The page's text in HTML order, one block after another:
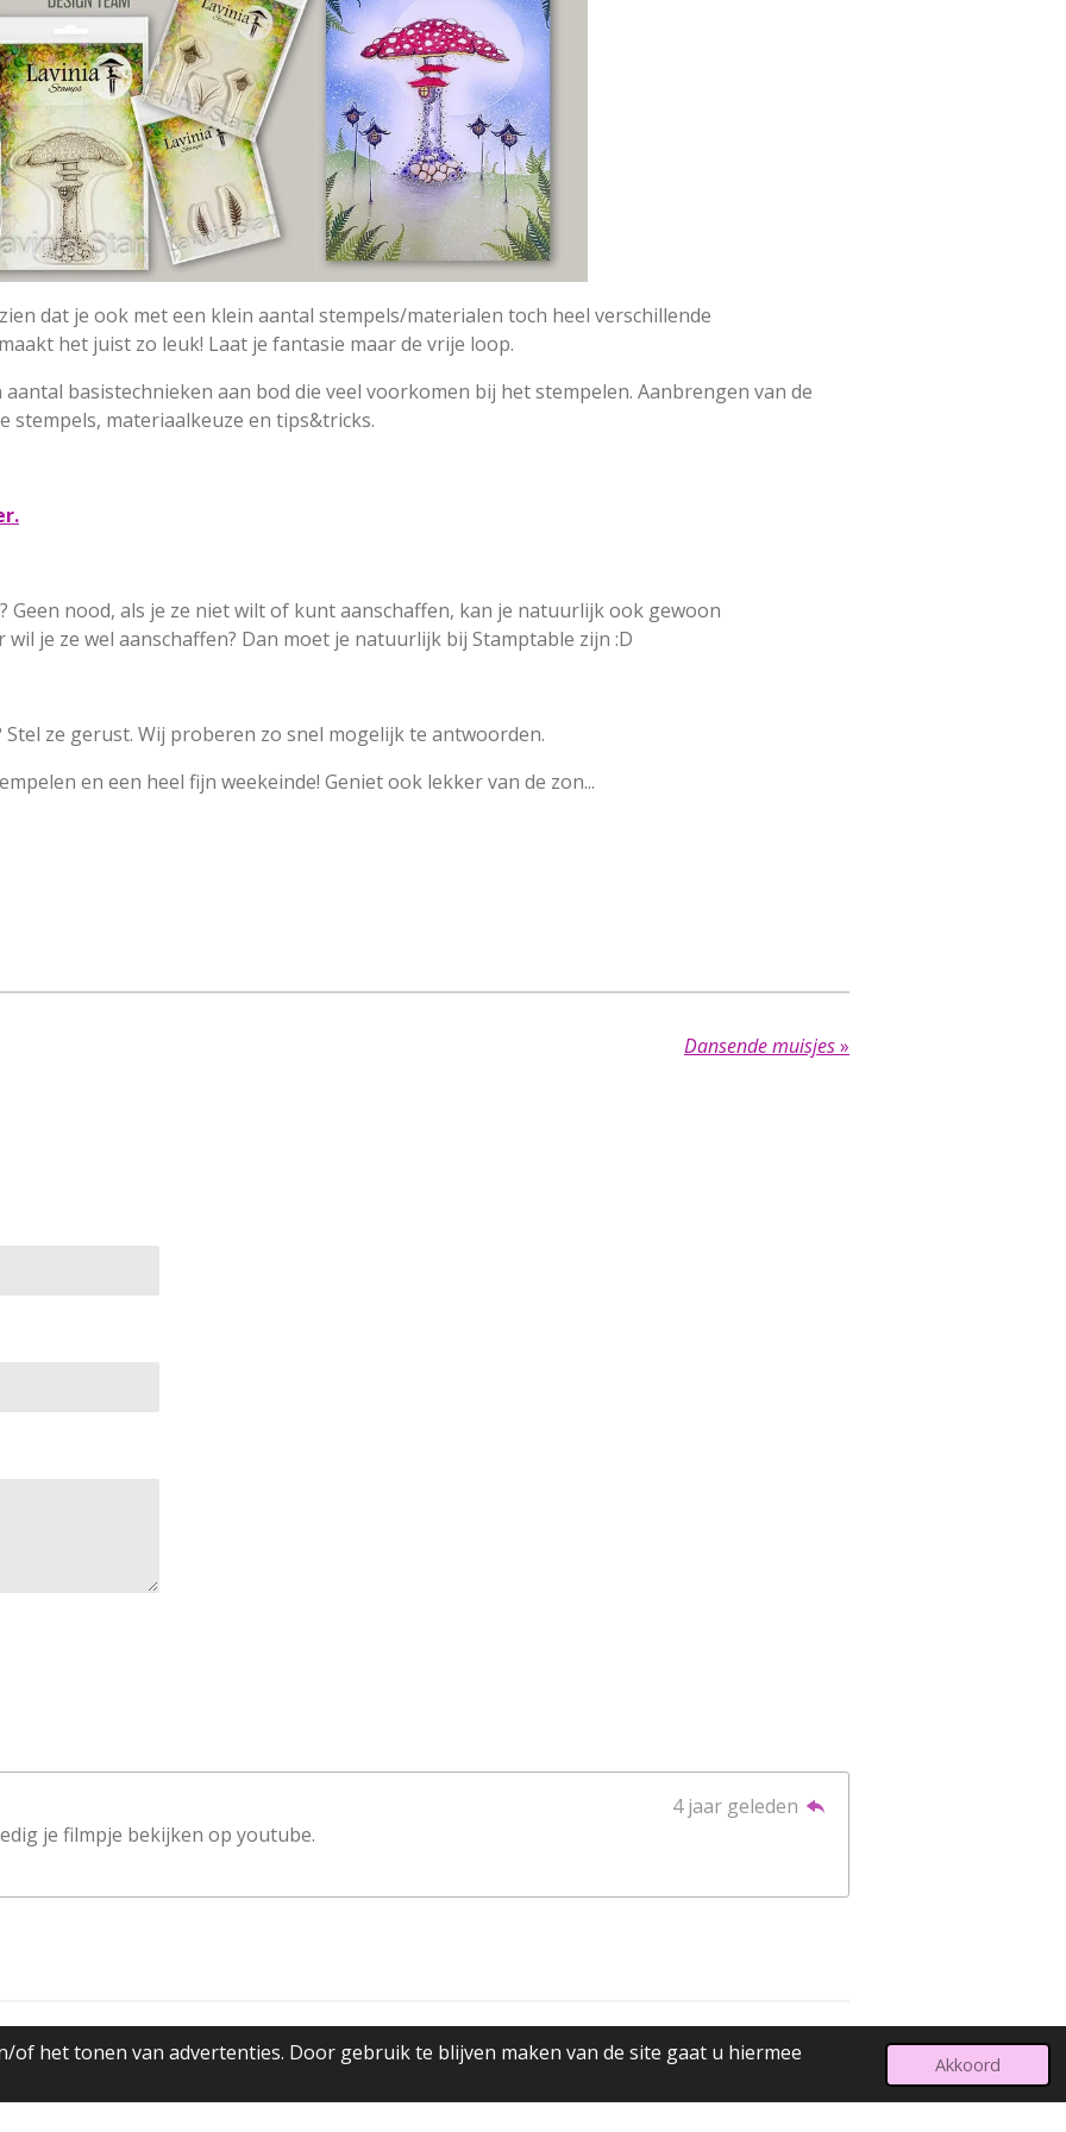
het tonen van advertenties. Door gebruik te blijven maken van de site gaat u hiermee
Akkoord
dat je ook met een klein aantal stempels/materialen toch heel verschillende
het juist zo leuk! Laat je fantasie maar de vrije loop.
basistechnieken aan bod die veel voorkomen bij het stempelen. Aanbrengen van de
stempels, materiaalkeuze en tips&tricks.
Geen nood, als je ze niet wilt of kunt aanschaffen, kan je natuurlijk ook gewoon
je ze wel aanschaffen? Dan moet je natuurlijk bij Stamptable zijn :D
ze gerust. Wij proberen zo snel mogelijk te antwoorden.
en een heel fijn weekeinde! Geniet ook lekker van de zon...
Dansende muisjes»
4 jaar geleden
je filmpje bekijken op youtube.
Powered byJouwWeb